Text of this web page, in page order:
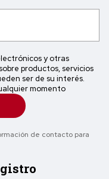
y otras
productos, servicios
ser de su interés.
momento
de contacto para